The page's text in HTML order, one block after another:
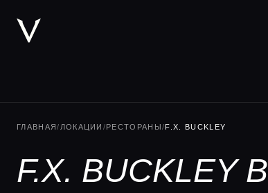
ГЛАВНАЯ/ ЛОКАЦИИ /РЕСТОРАНЫ/F.X. BUCKLEY
F.X. BUCKLEY